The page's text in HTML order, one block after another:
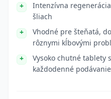
Intenzívna
šliach
Vhodné pre šteňatá,
rôznymi kĺbovými
Vysoko chutné tablety
každodenné podávanie